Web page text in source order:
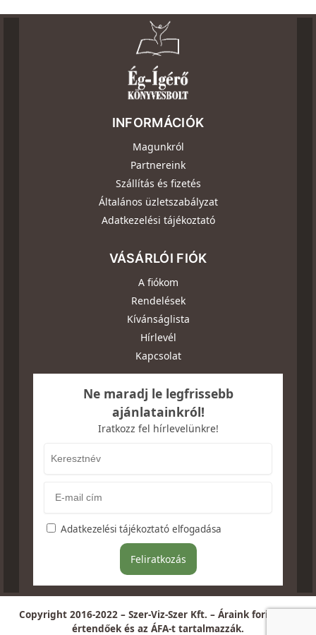
INFORMÁCIÓK
Magunkról
Partnereink
Szállítás és fizetés
Általános üzletszabályzat
Adatkezelési tájékoztató
VÁSÁRLÓI FIÓK
A fiókom
Rendelések
Kívánságlista
Hírlevél
Kapcsolat
Ne maradj le legfrissebb
ajánlatainkról!
Iratkozz fel hírlevelünkre!
Adatkezelési tájékoztató elfogadása
Copyright 2016-2022 – Szer-Viz-Szer Kft. – Áraink forintban
értendőek és az ÁFA-t tartalmazzák.